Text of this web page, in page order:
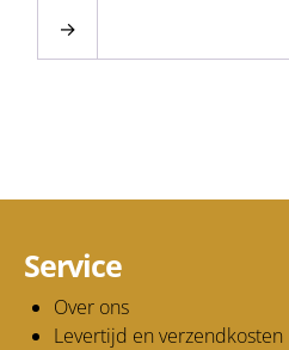
→
Service
Over ons
Levertijd en verzendkosten